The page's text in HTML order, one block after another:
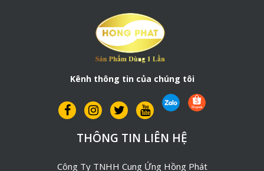
Kênh thông tin của chúng tôi
THÔNG TIN LIÊN HỆ
Công Ty TNHH Cung Ứng Hồng Phát